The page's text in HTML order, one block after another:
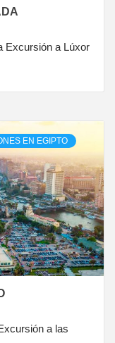
Excursión a Lúxor
EN EGIPTO
a las